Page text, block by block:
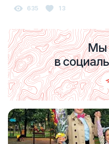
635 13
Мы
в